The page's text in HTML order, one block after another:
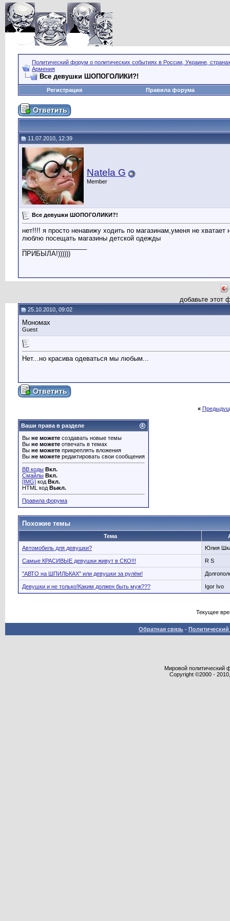
Политический форум о политических событиях в России, Украине,
Армения
Все девушки ШОПОГОЛИКИ?!
Регистрация Правила форума
11.07.2010, 12:39
Natela G
Member
Все девушки ШОПОГОЛИКИ?!
нет!!!! я просто ненавижу ходить по магазинам,уменя не
люблю посещать магазины детской одежды
ПРИБЫЛА!))))))
добавьте этот
25.10.2010, 09:02
Мономах
Guest
Нет...но красива одеваться мы любым...
«
Ваши права в разделе
Вы не можете создавать новые темы
Вы не можете отвечать в темах
Вы не можете прикреплять вложения
Вы не можете редактировать свои сообщения
BB коды Вкл.
Смайлы Вкл.
[IMG] код Вкл.
HTML код Выкл.
Правила форума
Похожие темы
Тема
Автомобиль для девушки?
Юлия
Самые КРАСИВЫЕ девушки живут в СКО!!! R S
"АВТО на ШПИЛЬКАХ" или девушки за рулём!
Девушки и не только!Каким должен быть муж??? Igor Ivo
Текущее
Обратная связь -
Мировой политический
Copyright ©2000 -